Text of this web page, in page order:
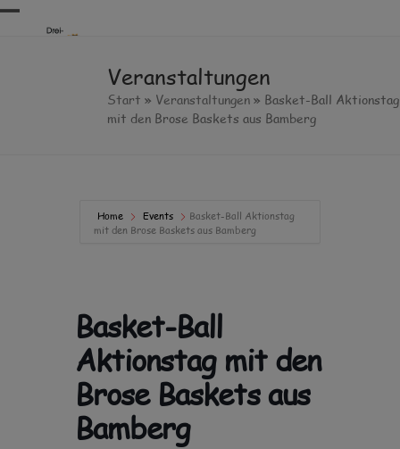
Skip
Open
Close
Veranstaltungen
Start » Veranstaltungen » Basket-Ball Aktionstag
mit den Brose Baskets aus Bamberg
Home Events
Basket-Ball Aktionstag
mit den Brose Baskets aus Bamberg
Basket-Ball
Aktionstag mit den
Brose Baskets aus
Bamberg